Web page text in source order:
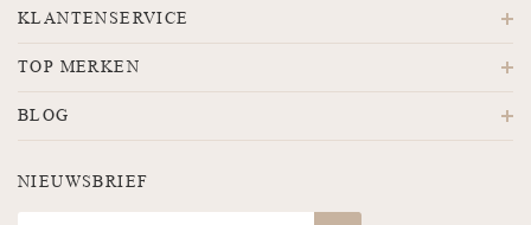
KLANTENSERVICE
TOP MERKEN
BLOG
NIEUWSBRIEF